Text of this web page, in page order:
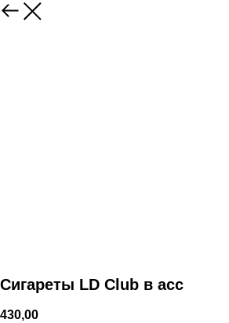
Сигареты LD Club в асс
430,00